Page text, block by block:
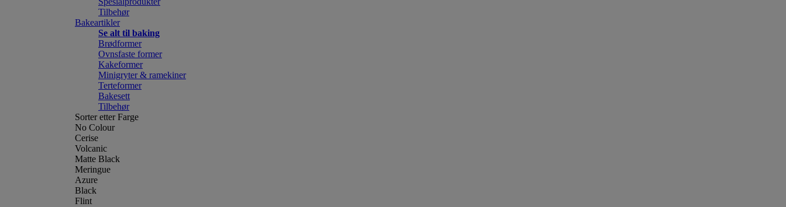
Tilbehør
Bakeartikler
Se alt til baking
Brødformer
Ovnsfaste former
Kakeformer
Minigryter & ramekiner
Terteformer
Bakesett
Tilbehør
Sorter etter Farge
No Colour
Cerise
Volcanic
Matte Black
Meringue
Azure
Black
Flint